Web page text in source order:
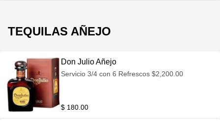
TEQUILAS AÑEJO
Don Julio Añejo
Servicio 3/4 con 6 Refrescos $2,200.00
$ 180.00